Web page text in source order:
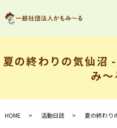
夏の終わりの気仙沼
み～
HOME 活動日誌 夏の終わり